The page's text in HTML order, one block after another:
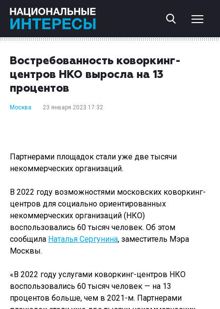
Востребованность коворкинг-
центров НКО выросла на 13
процентов
Москва 23 января 2023 17:32
Партнерами площадок стали уже две тысячи
некоммерческих организаций.
В 2022 году возможностями московских коворкинг-
центров для социально ориентированных
некоммерческих организаций (НКО)
воспользовались 60 тысяч человек. Об этом
сообщила Наталья Сергунина, заместитель Мэра
Москвы.
«В 2022 году услугами коворкинг-центров НКО
воспользовались 60 тысяч человек — на 13
процентов больше, чем в 2021-м. Партнерами